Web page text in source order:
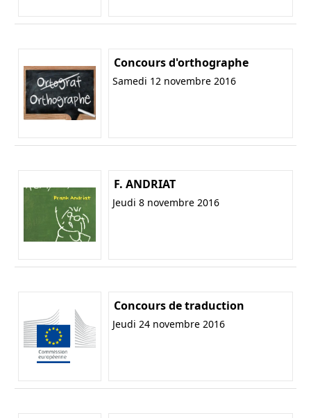
Concours d'orthographe
Samedi 12 novembre 2016
F. ANDRIAT
Jeudi 8 novembre 2016
Concours de traduction
Jeudi 24 novembre 2016